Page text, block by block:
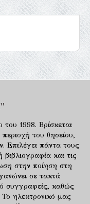
του 1998. Βρίσκεται
του θησείου,
Επιλέγει πάντα τους
και τις
στην ποίηση στη
σε τακτά
συγγραφείς, καθώς
Το ηλεκτρονικό μας